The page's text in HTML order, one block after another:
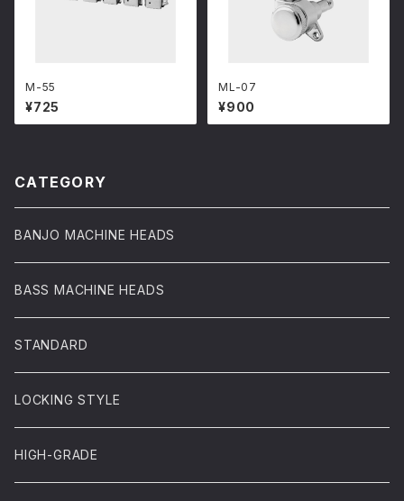
M-55
¥725
ML-07
¥900
CATEGORY
BANJO MACHINE HEADS
BASS MACHINE HEADS
STANDARD
LOCKING STYLE
HIGH-GRADE